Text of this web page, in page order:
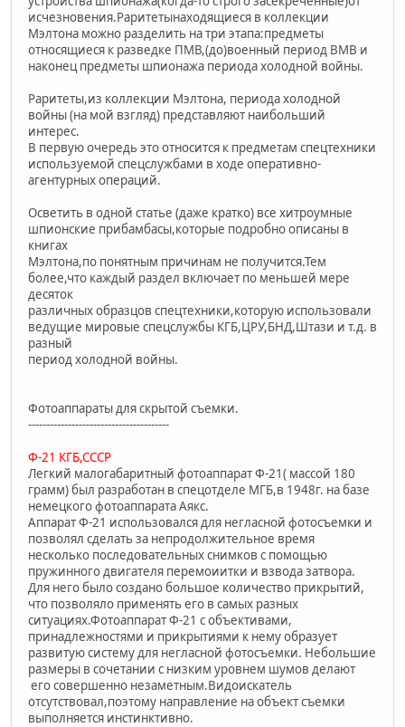
исчезновения.Раритетынаходящиеся в коллекции
Мэлтона можно разделить на три этапа:предметы
относящиеся к разведке ПМВ,(до)военный период ВМВ и
наконец предметы шпионажа периода холодной войны.
Раритеты,из коллекции Мэлтона, периода холодной
войны (на мой взгляд) представляют наибольший
интерес.
В первую очередь это относится к предметам спецтехники
используемой спецслужбами в ходе оперативно-
агентурных операций.
Осветить в одной статье (даже кратко) все хитроумные
шпионские прибамбасы,которые подробно описаны в
книгах
Мэлтона,по понятным причинам не получится.Тем
более,что каждый раздел включает по меньшей мере
десяток
различных образцов спецтехники,которую использовали
ведущие мировые спецслужбы КГБ,ЦРУ,БНД,Штази и т.д. в
разный
период холодной войны.
Фотоаппараты для скрытой съемки.
---------------------------------------
Ф-21 КГБ,СССР
Легкий малогабаритный фотоаппарат Ф-21( массой 180
грамм) был разработан в спецотделе МГБ,в 1948г. на базе
немецкого фотоаппарата Аякс.
Аппарат Ф-21 использовался для негласной фотосъемки и
позволял сделать за непродолжительное время
несколько последовательных снимков с помощью
пружинного двигателя перемоиитки и взвода затвора.
Для него было создано большое количество прикрытий,
что позволяло применять его в самых разных
ситуациях.Фотоаппарат Ф-21 с объективами,
принадлежностями и прикрытиями к нему образует
развитую систему для негласной фотосъемки. Небольшие
размеры в сочетании с низким уровнем шумов делают
его совершенно незаметным.Видоискатель
отсутствовал,поэтому направление на объект съемки
выполняется инстинктивно.